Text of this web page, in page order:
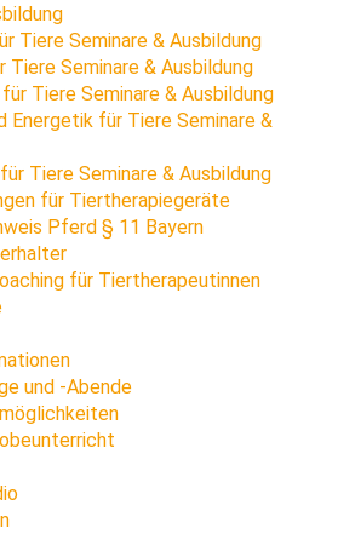
Tiere Seminare & Ausbildung
Seminare & Ausbildung
Tiere Seminare & Ausbildung
Energetik für Tiere Seminare &
Tiere Seminare & Ausbildung
für Tiertherapiegeräte
Pferd § 11 Bayern
für Tiertherapeutinnen
und -Abende